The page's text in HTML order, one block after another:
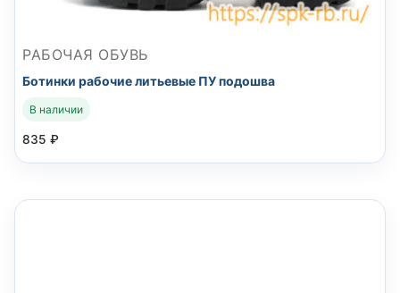
РАБОЧАЯ ОБУВЬ
Ботинки рабочие литьевые ПУ подошва
В наличии
835 ₽